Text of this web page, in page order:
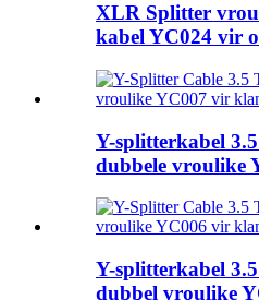
XLR Splitter
kabel YC024 vir
Y-splitterkabel
dubbele vroulike
Y-splitterkabel
dubbel vroulike